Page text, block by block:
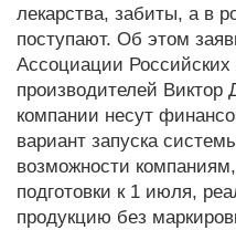
лекарства, забиты, а в
поступают. Об этом
Ассоциации
производителей
компании несут
вариант запуска
возможности
подготовки к 1 июля,
продукцию без